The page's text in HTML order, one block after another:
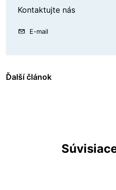
Kontaktujte nás
E-mail
Ďalší článok